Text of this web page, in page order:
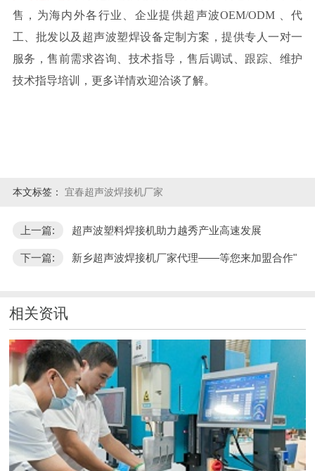
售，为海内外各行业、企业提供超声波OEM/ODM 、代
工、批发以及超声波塑焊设备定制方案，提供专人一对一
服务，售前需求咨询、技术指导，售后调试、跟踪、维护
技术指导培训，更多详情欢迎洽谈了解。
本文标签： 宜春超声波焊接机厂家
上一篇: 超声波塑料焊接机助力越秀产业高速发展
下一篇: 新乡超声波焊接机厂家代理——等您来加盟合作"
相关资讯